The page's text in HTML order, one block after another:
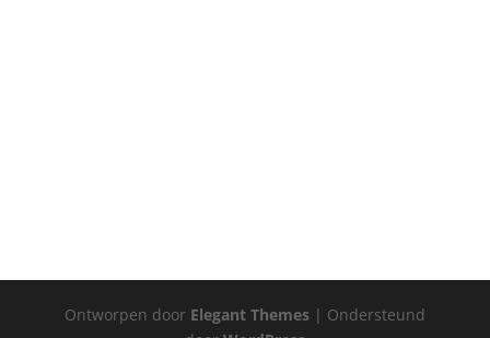
Ontworpen door Elegant Themes| Ondersteund